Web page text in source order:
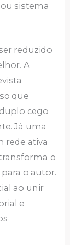
sistema
reduzido
A
que
cego
Já uma
rede ativa
o
o autor.
ao unir
e